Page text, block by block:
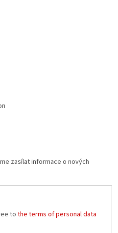
zasílat informace o nových
to the terms of personal data